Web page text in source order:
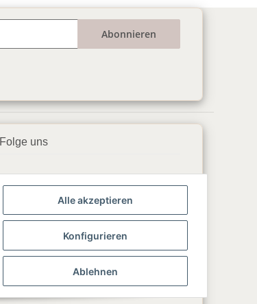
Abonnieren
Folge uns
▶️ YouTube
📘 Facebook
📸 Instagram
🎵 TikTok
Alle akzeptieren
Konfigurieren
Ablehnen